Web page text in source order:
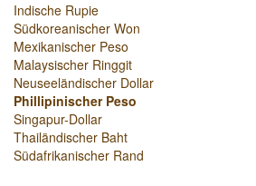
Indische Rupie
Südkoreanischer Won
Mexikanischer Peso
Malaysischer Ringgit
Neuseeländischer Dollar
Phillipinischer Peso
Singapur-Dollar
Thailändischer Baht
Südafrikanischer Rand